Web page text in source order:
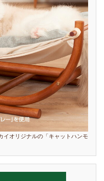
イオリジナルの「キャットハンモ